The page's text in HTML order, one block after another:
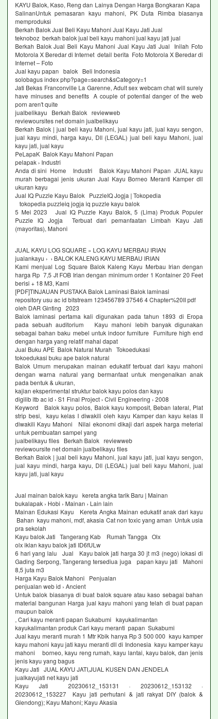
KAYU Balok, Kaso, Reng dan Lainya Dengan Harga Bongkaran Kapa
SalinanUntuk pemasaran kayu mahoni, PK Duta Rimba biasanya
memproduksi
Berkah Balok Jual Beli Kayu Mahoni Jual Kayu Jati Jual
teknoboz berkah balok jual beli kayu mahoni jual kayu jati jual
Berkah Balok Jual Beli Kayu Mahoni Jual Kayu Jati Jual Inilah Foto
Motorola X Beredar di Internet detail berita Foto Motorola X Beredar di
Internet – Foto
Jual kayu papan balok Beli Indonesia
solobagus index php?page=search&sCategory=1
Jati Bekas Franconville La Garenne, Adult sex webcam chat will surely
have minuses and benefits A couple of potential danger of the web
porn aren't quite
jualbelikayu Berkah Balok reviewweb
reviewoursites net domain jualbelikayu
Berkah Balok | jual beli kayu Mahoni, jual kayu jati, jual kayu sengon,
jual kayu mindi, harga kayu, Dll (LEGAL) jual beli kayu Mahoni, jual
kayu jati, jual kayu
PeLapaK Balok Kayu Mahoni Papan
pelapak › Industri
Anda di sini Home Industri Balok Kayu Mahoni Papan JUAL kayu
murah berbagai jenis ukuran Jual Kayu Borneo Meranti Kamper dll
ukuran kayu
Jual IQ Puzzle Kayu Balok PuzzleIQ Jogja | Tokopedia
tokopedia puzzleiq jogja iq puzzle kayu balok
5 Mei 2023 Jual IQ Puzzle Kayu Balok, 5 (Lima) Produk Populer
Puzzle IQ Jogja Terbuat dari pemanfaatan Limbah Kayu Jati
(mayoritas), Mahoni
JUAL KAYU LOG SQUARE » LOG KAYU MERBAU IRIAN
jualankayu › › BALOK KALENG KAYU MERBAU IRIAN
Kami menjual Log Square Balok Kaleng Kayu Merbau Irian dengan
harga Rp 7,5 Jt FOB Irian dengan minimum order 1 Kontainer 20 Feet
berisi + 18 M3, Kami
[PDF]TINJAUAN PUSTAKA Balok Laminasi Balok laminasi
repository usu ac id bitstream 123456789 37546 4 Chapter%20II pdf
oleh DAR Ginting ‎2023
Balok laminasi pertama kali digunakan pada tahun 1893 di Eropa
pada sebuah auditorium Kayu mahoni lebih banyak digunakan
sebagai bahan baku mebel untuk indoor furniture Furniture high end
dengan harga yang relatif mahal dapat
Jual Buku APE Balok Natural Murah Tokoedukasi
tokoedukasi buku ape balok natural
Balok Umum merupakan mainan edukatif terbuat dari kayu mahoni
dengan warna natural yang bermanfaat untuk mengenalkan anak
pada bentuk & ukuran,
kajian eksperimental struktur balok kayu polos dan kayu
digilib itb ac id › S1 Final Project › Civil Engineering › 2008
Keyword Balok kayu polos, Balok kayu komposit, Beban lateral, Plat
strip besi, kayu kelas I diwakili oleh kayu Kamper dan kayu kelas II
diwakili Kayu Mahoni Nilai ekonomi dikaji dari aspek harga meterial
untuk pembuatan sampel yang
jualbelikayu files Berkah Balok reviewweb
reviewoursite net domain jualbelikayu files
Berkah Balok | jual beli kayu Mahoni, jual kayu jati, jual kayu sengon,
jual kayu mindi, harga kayu, Dll (LEGAL) jual beli kayu Mahoni, jual
kayu jati, jual kayu
Jual mainan balok kayu kereta angka tarik Baru | Mainan
bukalapak › Hobi › Mainan › Lain lain
Mainan Edukasi Kayu Kereta Angka Mainan edukatif anak dari kayu
Bahan kayu mahoni, mdf, akasia Cat non toxic yang aman Untuk usia
pra sekolah
Kayu balok Jati Tangerang Kab Rumah Tangga Olx
olx iklan kayu balok jati ID6fULw
6 hari yang lalu Jual Kayu balok jati harga 30 jt m3 (nego) lokasi di
Gading Serpong, Tangerang tersediua juga papan kayu jati Mahoni
8,5 juta m3
Harga Kayu Balok Mahoni Penjualan
penjualan web id › Ancient
Untuk balok biasanya di buat balok square atau kaso sebagai bahan
material bangunan Harga jual kayu mahoni yang telah di buat papan
maupun balok
, Cari kayu meranti papan Sukabumi kayukalimantan
kayukalimantan produk Cari kayu meranti papan Sukabumi
Jual kayu meranti murah 1 Mtr Kbik hanya Rp 3 500 000 kayu kamper
kayu mahoni kayu jati kayu meranti dll di Indonesia kayu kamper kayu
mahoni borneo, kayu reng rumah, kayu lantai, kayu balok, dan jenis
jenis kayu yang bagus
Kayu Jati JUAL KAYU JATI,JUAL KUSEN DAN JENDELA
jualkayujati net kayu jati
Kayu Jati 20230612_153131 · 20230612_153132 ·
20230612_153227 Kayu jati perhutani & jati rakyat DIY (balok &
Glendong); Kayu Mahoni; Kayu Akasia